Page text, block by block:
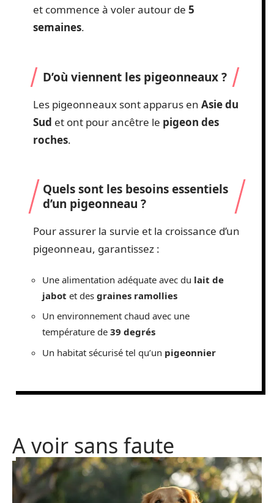
et commence à voler autour de 5
semaines.
D’où viennent les pigeonneaux ?
Les pigeonneaux sont apparus en Asie du
Sud et ont pour ancêtre le pigeon des
roches.
Quels sont les besoins essentiels
d’un pigeonneau ?
Pour assurer la survie et la croissance d’un
pigeonneau, garantissez :
Une alimentation adéquate avec du lait de
jabot et des graines ramollies
Un environnement chaud avec une
température de 39 degrés
Un habitat sécurisé tel qu’un pigeonnier
A voir sans faute